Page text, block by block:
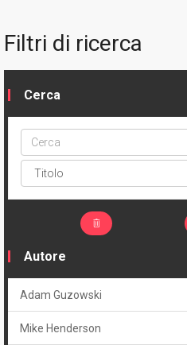
Filtri di ricerca
Cerca
Cerca
ptype
Autore
Adam Guzowski
Mike Henderson